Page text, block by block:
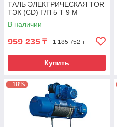
ТАЛЬ ЭЛЕКТРИЧЕСКАЯ TOR
ТЭК (CD) Г/П 5 Т 9 М
В наличии
959 235 ₸ 1 185 752 ₸
Купить
–19%